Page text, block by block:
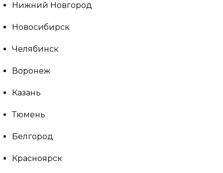
Нижний Новгород
Новосибирск
Челябинск
Воронеж
Казань
Тюмень
Белгород
Красноярск